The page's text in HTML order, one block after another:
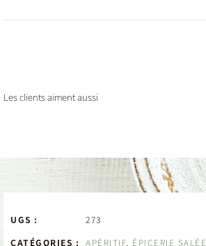
Les clients aiment aussi
UGS :
273
CATÉGORIES :
APÉRITIF ÉPICERIE SALÉE